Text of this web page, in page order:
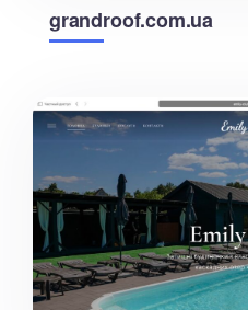
grandroof.com.ua